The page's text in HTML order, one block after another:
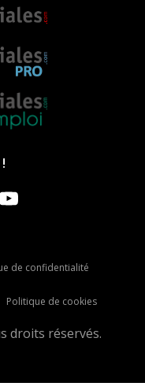
de confidentialité
Politique de cookies
droits réservés.